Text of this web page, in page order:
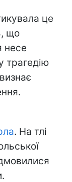
це
що
несе
трагедію
. На тлі